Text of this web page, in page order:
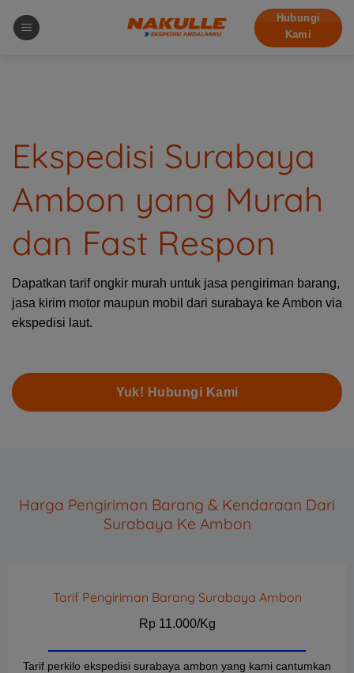
Hubungi
Kami
Ekspedisi Surabaya
Ambon yang Murah
dan Fast Respon
Dapatkan tarif ongkir murah untuk jasa pengiriman barang,
jasa kirim motor maupun mobil dari surabaya ke Ambon via
ekspedisi laut.
Yuk! Hubungi Kami
Harga Pengiriman Barang & Kendaraan Dari
Surabaya Ke Ambon
Tarif Pengiriman Barang Surabaya Ambon
Rp 11.000/Kg
Tarif perkilo ekspedisi surabaya ambon yang kami cantumkan